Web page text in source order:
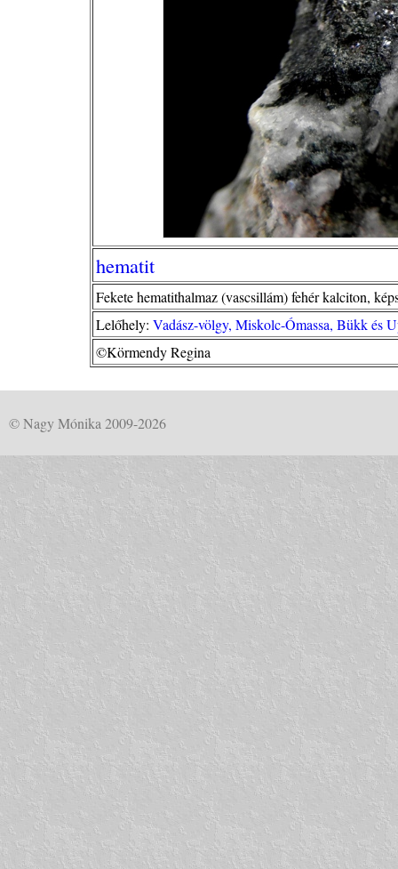
hematit
Fekete hematithalmaz (vascsillám) fehér kalciton,
Lelőhely: Vadász-völgy, Miskolc-Ómassa, Bükk és
©Körmendy Regina
© Nagy Mónika 2009-2026